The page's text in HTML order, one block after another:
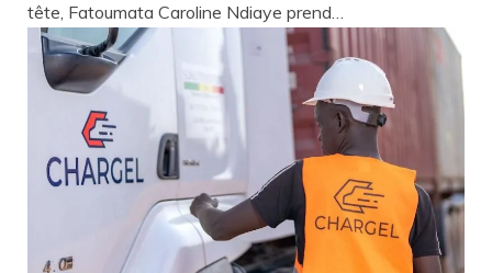
tête, Fatoumata Caroline Ndiaye prend…